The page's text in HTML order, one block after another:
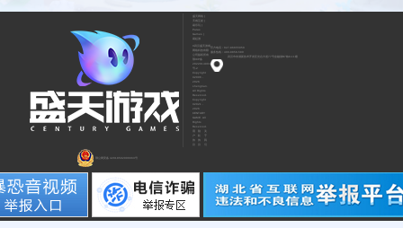
盛天网络
天戏互娱
易乐玩
Paras
Games
易起游
©武汉盛天游戏
网络科技有限
公司版权所有
鄂ICP备
2022014904
号-2
Copyright
©2006 -
2026
shengtian.
All Rights
Reserved.
Copyright
©2021 -
2026
CENTURY
GAME. All
Rights
Reserved.
户
协
隐
协
关
官方电话：027-86655050
服务热线：400-8858-580
武汉市东湖新技术开发区光谷大道77号金融港B7栋9-11楼
鄂公网安备 42018502006663号